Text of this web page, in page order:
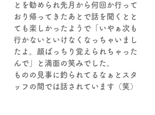
とを勧められ先月から何回か行って
おり帰ってきたあとで話を聞くとと
ても楽しかったようで「いやぁ次も
行かないといけなくなっちゃいまし
たよ。顔ばっちり覚えられちゃった
んで」と満面の笑みでした。
ものの見事に釣られてるなぁとスタ
ッフの間では話されています（笑）